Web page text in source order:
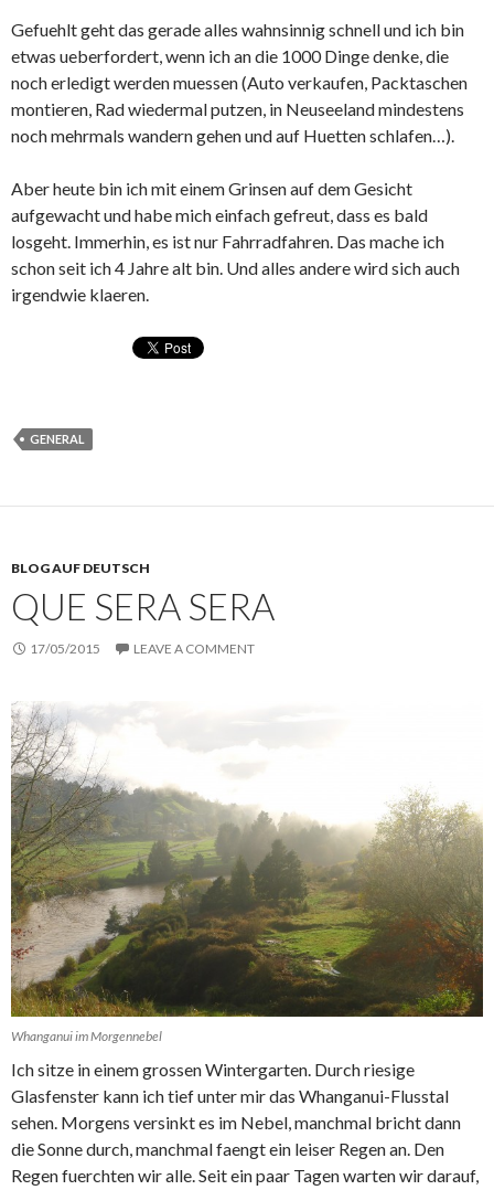
Gefuehlt geht das gerade alles wahnsinnig schnell und ich bin
etwas ueberfordert, wenn ich an die 1000 Dinge denke, die
noch erledigt werden muessen (Auto verkaufen, Packtaschen
montieren, Rad wiedermal putzen, in Neuseeland mindestens
noch mehrmals wandern gehen und auf Huetten schlafen…).
Aber heute bin ich mit einem Grinsen auf dem Gesicht
aufgewacht und habe mich einfach gefreut, dass es bald
losgeht. Immerhin, es ist nur Fahrradfahren. Das mache ich
schon seit ich 4 Jahre alt bin. Und alles andere wird sich auch
irgendwie klaeren.
GENERAL
BLOG AUF DEUTSCH
QUE SERA SERA
17/05/2015 LEAVE A COMMENT
Whanganui im Morgennebel
Ich sitze in einem grossen Wintergarten. Durch riesige
Glasfenster kann ich tief unter mir das Whanganui-Flusstal
sehen. Morgens versinkt es im Nebel, manchmal bricht dann
die Sonne durch, manchmal faengt ein leiser Regen an. Den
Regen fuerchten wir alle. Seit ein paar Tagen warten wir darauf,